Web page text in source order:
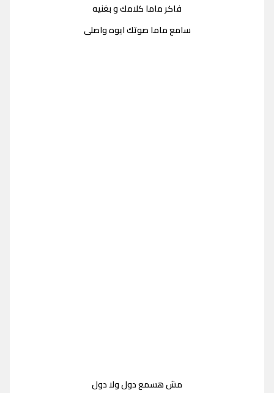
فاكر ماما كلامك و بغنيه
سامع ماما صوتك ايوه واصلى
مش هسمع دول ولا دول